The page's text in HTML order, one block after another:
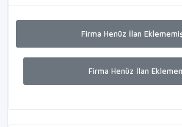
Firma Henüz İlan
Firma Henüz İlan